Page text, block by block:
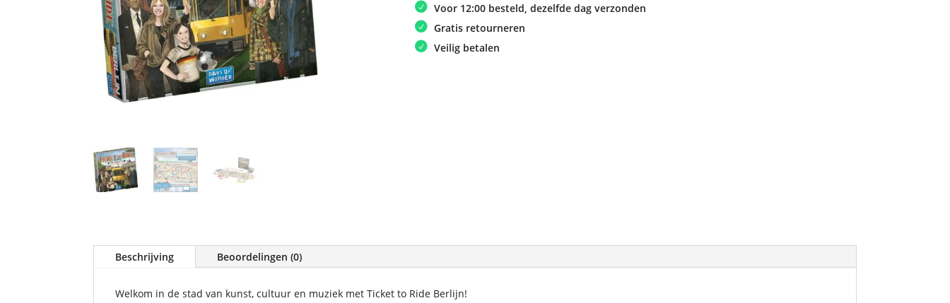
Voor 12:00 besteld, dezelfde dag verzonden
Gratis retourneren
Veilig betalen
Beschrijving Beoordelingen (0)
Welkom in de stad van kunst, cultuur en muziek met Ticket to Ride Berlijn!